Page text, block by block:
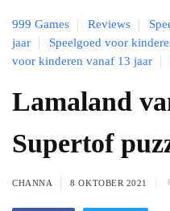
999 Games Reviews
jaar
Speelgoed voor
voor kinderen vanaf 13 jaar
Lamaland
Supertof
CHANNA 8 OKTOBER 2021